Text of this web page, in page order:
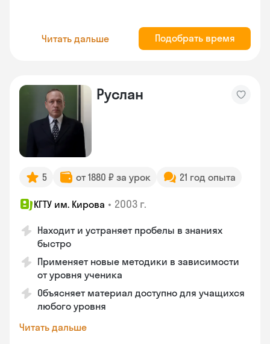
Читать дальше Подобрать время
Руслан
5 от 1880 ₽ за урок 21 год опыта
КГТУ им. Кирова • 2003 г.
Находит и устраняет пробелы в знаниях
быстро
Применяет новые методики в зависимости
от уровня ученика
Объясняет материал доступно для учащихся
любого уровня
Читать дальше